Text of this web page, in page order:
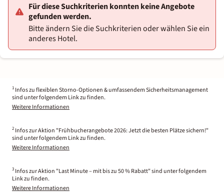
Für diese Suchkriterien konnten keine Angebote
gefunden werden.
Bitte ändern Sie die Suchkriterien oder wählen Sie ein
anderes Hotel.
1 Infos zu flexiblen Storno-Optionen & umfassendem Sicherheitsmanagement
sind unter folgendem Link zu finden.
Weitere Informationen
2 Infos zur Aktion "Frühbucherangebote 2026: Jetzt die besten Plätze sichern!"
sind unter folgendem Link zu finden.
Weitere Informationen
3 Infos zur Aktion "Last Minute – mit bis zu 50 % Rabatt" sind unter folgendem
Link zu finden.
Weitere Informationen